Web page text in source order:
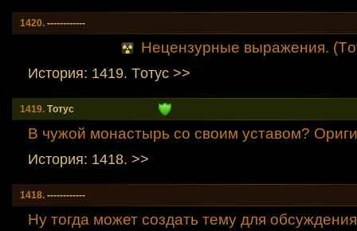
1420. ------------
Нецензурные выражения.
История: 1419. Tотус >>
1419. Tотус
В чужой монастырь со своим уставом?
История: 1418. >>
1418. ------------
Ну тогда может создать тему для